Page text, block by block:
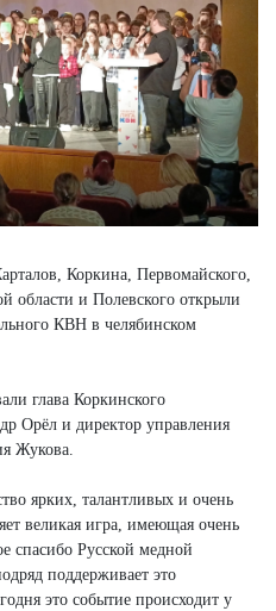
Коркина, Первомайского,
области и Полевского открыли
КВН в челябинском
глава Коркинского
Орёл и директор управления
Жукова.
ярких, талантливых и очень
великая игра, имеющая очень
спасибо Русской медной
поддерживает это
это событие происходит у